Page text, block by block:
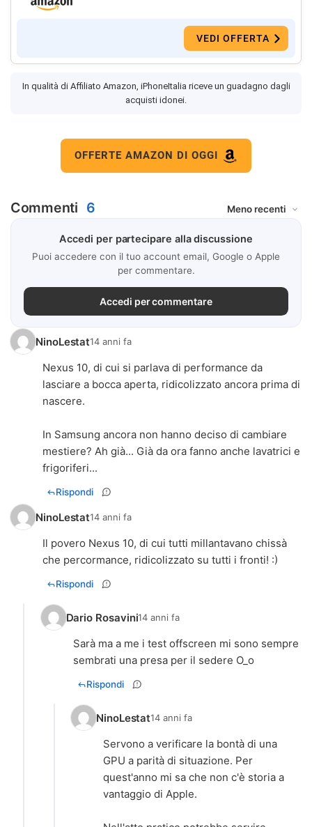
VEDI OFFERTA
In qualità di Affiliato Amazon, iPhoneItalia riceve un guadagno dagli
acquisti idonei.
OFFERTE AMAZON DI OGGI
Commenti 6
Accedi per partecipare alla discussione
Puoi accedere con il tuo account email, Google o Apple
per commentare.
Accedi per commentare
NinoLestat14 anni fa
Nexus 10, di cui si parlava di performance da
lasciare a bocca aperta, ridicolizzato ancora prima di
nascere.
In Samsung ancora non hanno deciso di cambiare
mestiere? Ah già... Già da ora fanno anche lavatrici e
frigoriferi...
Rispondi
NinoLestat14 anni fa
Il povero Nexus 10, di cui tutti millantavano chissà
che percormance, ridicolizzato su tutti i fronti! :)
Rispondi
Dario Rosavini14 anni fa
Sarà ma a me i test offscreen mi sono sempre
sembrati una presa per il sedere O_o
Rispondi
NinoLestat14 anni fa
Servono a verificare la bontà di una
GPU a parità di situazione. Per
quest'anno mi sa che non c'è storia a
vantaggio di Apple.